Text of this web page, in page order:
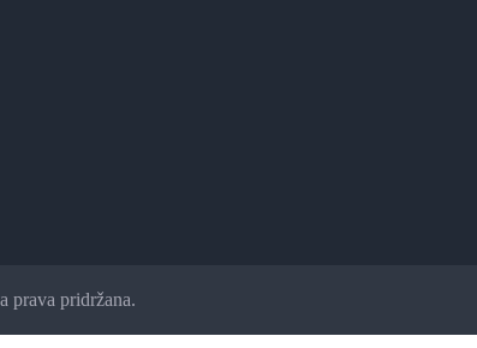
prava pridržana.